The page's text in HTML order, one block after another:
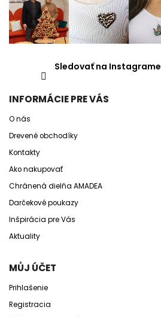
Sledovať na Instagrame
INFORMÁCIE PRE VÁS
O nás
Drevené obchodíky
Kontakty
Ako nakupovať
Chránená dielňa AMADEA
Darčekové poukazy
Inšpirácia pre Vás
Aktuality
MŮJ ÚČET
Prihlašenie
Registracia